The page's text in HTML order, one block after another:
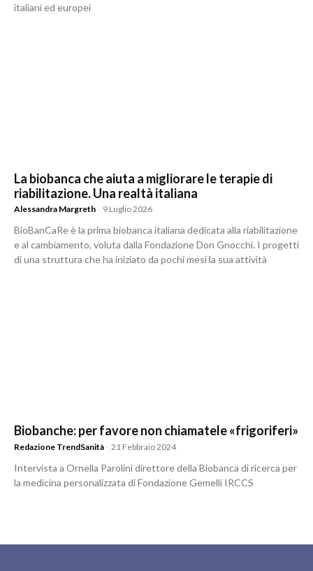
italiani ed europei
La biobanca che aiuta a migliorare le terapie di
riabilitazione. Una realtà italiana
Alessandra Margreth - 9 Luglio 2026
BioBanCaRe è la prima biobanca italiana dedicata alla riabilitazione
e al cambiamento, voluta dalla Fondazione Don Gnocchi. I progetti
di una struttura che ha iniziato da pochi mesi la sua attività
Biobanche: per favore non chiamatele «frigoriferi»
Redazione TrendSanità - 21 Febbraio 2024
Intervista a Ornella Parolini direttore della Biobanca di ricerca per
la medicina personalizzata di Fondazione Gemelli IRCCS